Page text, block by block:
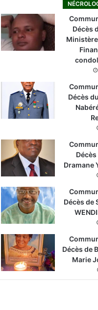
Décès
Ministère
Décès
Dramane
Décès de
Décès de
Marie